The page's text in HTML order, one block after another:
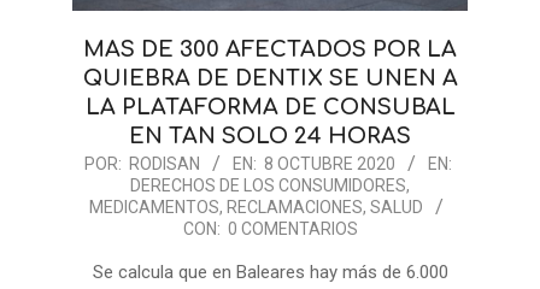
MAS DE 300 AFECTADOS POR LA
QUIEBRA DE DENTIX SE UNEN A
LA PLATAFORMA DE CONSUBAL
EN TAN SOLO 24 HORAS
2020-
POR: RODISAN EN: 8 OCTUBRE 2020
EN:
DERECHOS DE LOS CONSUMIDORES,
MEDICAMENTOS, RECLAMACIONES, SALUD
CON: 0 COMENTARIOS
Se calcula que en Baleares hay más de 6.000